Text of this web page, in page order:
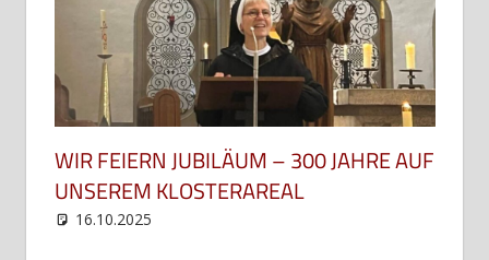
WIR FEIERN JUBILÄUM – 300 JAHRE AUF
UNSEREM KLOSTERAREAL
16.10.2025